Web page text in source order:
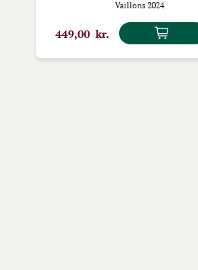
Vaillons 2024
449,00 kr.